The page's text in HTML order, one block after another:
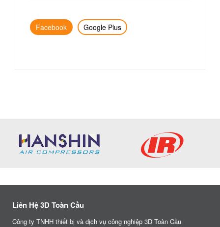
Facebook Google Plus
Liên Hệ 3D Toàn Cầu
Công ty TNHH thiết bị và dịch vụ công nghiệp 3D Toàn Cầu